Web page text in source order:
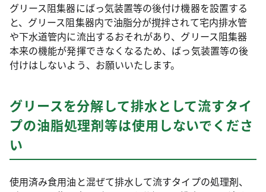
グリース阻集器にばっ気装置等の後付け機器を設置する
と、グリース阻集器内で油脂分が撹拌されて宅内排水管
や下水道管内に流出するおそれがあり、グリース阻集器
本来の機能が発揮できなくなるため、ばっ気装置等の後
付けはしないよう、お願いいたします。
グリースを分解して排水として流すタイ
プの油脂処理剤等は使用しないでくださ
い
使用済み食用油と混ぜて排水して流すタイプの処理剤、